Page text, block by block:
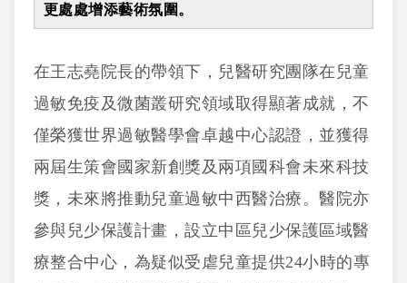
更處處增添藝術氛圍。
在王志堯院長的帶領下，兒醫研究團隊在兒童
過敏免疫及微菌叢研究領域取得顯著成就，不
僅榮獲世界過敏醫學會卓越中心認證，並獲得
兩屆生策會國家新創獎及兩項國科會未來科技
獎，未來將推動兒童過敏中西醫治療。醫院亦
參與兒少保護計畫，設立中區兒少保護區域醫
療整合中心，為疑似受虐兒童提供24小時的專